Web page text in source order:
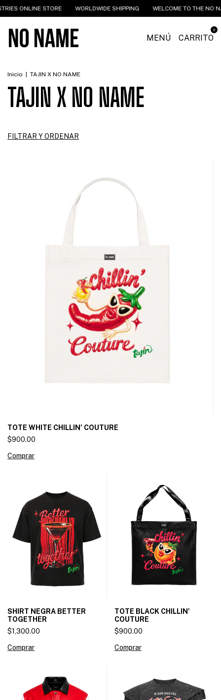
STORE WORLDWIDE SHIPPING WELCOME TO THE NO NAME
MENÚ CARRITO
0
Inicio TAJIN X NO NAME
TAJIN X NO NAME
FILTRAR Y ORDENAR
TOTE WHITE CHILLIN' COUTURE
$900.00
SHIRT NEGRA BETTER
TOGETHER
$1,300.00
Comprar
TOTE BLACK CHILLIN'
COUTURE
$900.00